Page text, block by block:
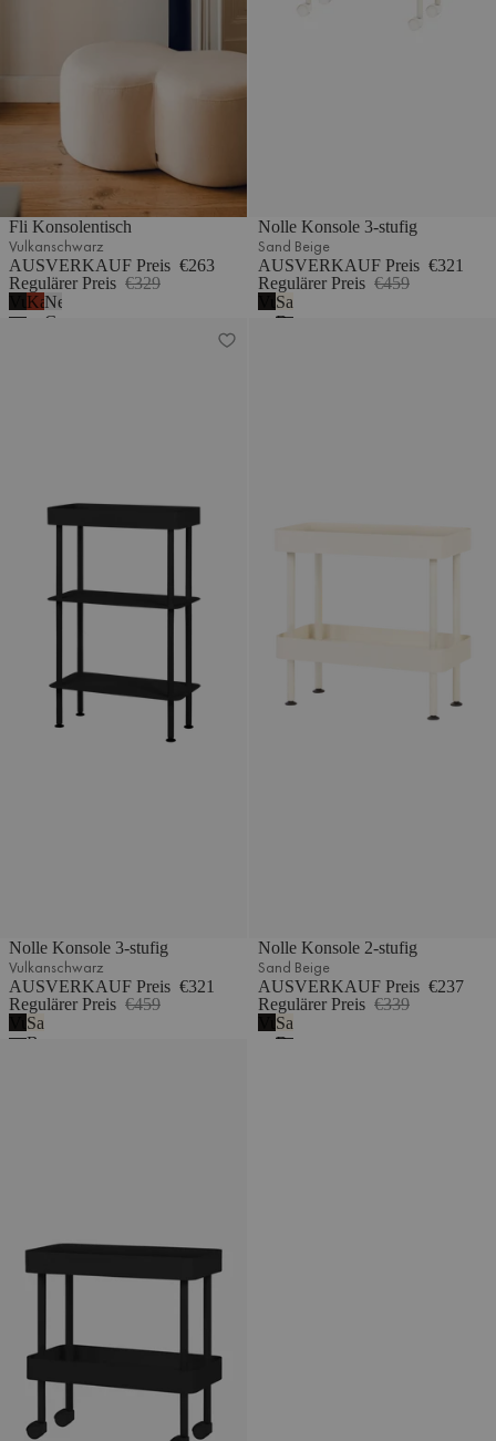
Fli Konsolentisch
Vulkanschwarz
AUSVERKAUF Preis €263
Regulärer Preis €329
Vulkanschwarz
Kastanienrot
Neblig-
Grau
Nolle Konsole 3-stufig
Sand Beige
AUSVERKAUF Preis €321
Regulärer Preis €459
Vulkanschwarz
Sand
Beige
Nolle Konsole 3-stufig
Vulkanschwarz
AUSVERKAUF Preis €321
Regulärer Preis €459
Vulkanschwarz
Sand
Beige
Nolle Konsole 2-stufig
Sand Beige
AUSVERKAUF Preis €237
Regulärer Preis €339
Vulkanschwarz
Sand
Beige